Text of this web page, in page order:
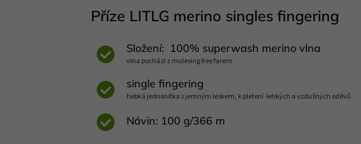
Příze LITLG merino singles fingering
Složení: 100% superwash merino vlna
vlna pochází z mulesing free farem
single fingering
hebká jednonitka s jemným leskem, k pletení lehkých a vzdušných oděvů
Návin: 100 g/366 m